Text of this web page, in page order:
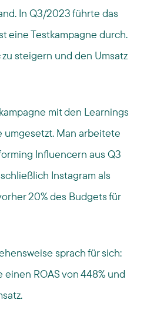
In Q3/2023 führte das
eine Testkampagne durch.
steigern und den Umsatz
mit den Learnings
umgesetzt. Man arbeitete
Influencern aus Q3
Instagram als
20% des Budgets für
sprach für sich:
ROAS von 448% und